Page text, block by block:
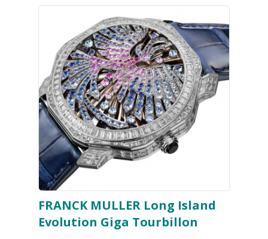
FRANCK MULLER Long Island
Evolution Giga Tourbillon